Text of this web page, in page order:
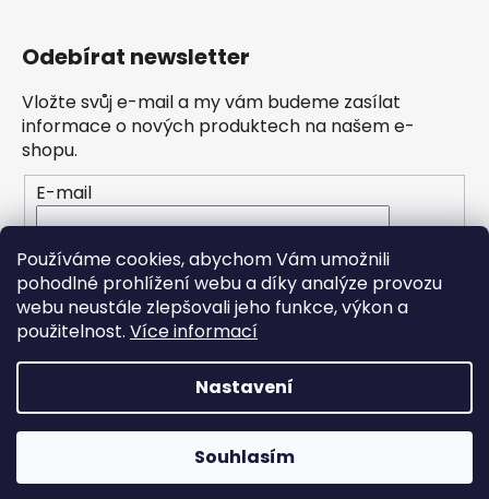
Používáme cookies, abychom Vám umožnili
pohodlné prohlížení webu a díky analýze provozu
webu neustále zlepšovali jeho funkce, výkon a
použitelnost. Více informací
Nastavení
Souhlasím
Odebírat newsletter
Vložte svůj e-mail a my vám budeme zasílat
informace o nových produktech na našem e-
shopu.
E-mail
Vložením e-mailu souhlasíte s podmínkami
ochrany osobních údajů
PŘIHLÁSIT SE
Vytvořil Shoptet
Hravé stroje
vyhrazena.